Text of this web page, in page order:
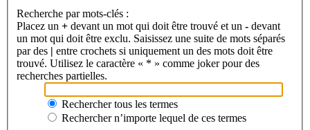
Recherche par mots-clés :
Placez un + devant un mot qui doit être trouvé et un - devant
un mot qui doit être exclu. Saisissez une suite de mots séparés
par des | entre crochets si uniquement un des mots doit être
trouvé. Utilisez le caractère « * » comme joker pour des
recherches partielles.
Rechercher tous les termes
Rechercher n’importe lequel de ces termes